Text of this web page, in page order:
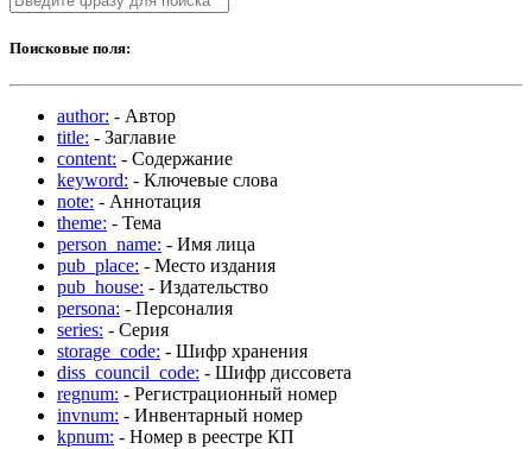
Поисковые поля:
author: - Автор
title: - Заглавие
content: - Содержание
keyword: - Ключевые слова
note: - Аннотация
theme: - Тема
person_name: - Имя лица
pub_place: - Место издания
pub_house: - Издательство
persona: - Персоналия
series: - Серия
storage_code: - Шифр хранения
diss_council_code: - Шифр диссовета
regnum: - Регистрационный номер
invnum: - Инвентарный номер
kpnum: - Номер в реестре КП